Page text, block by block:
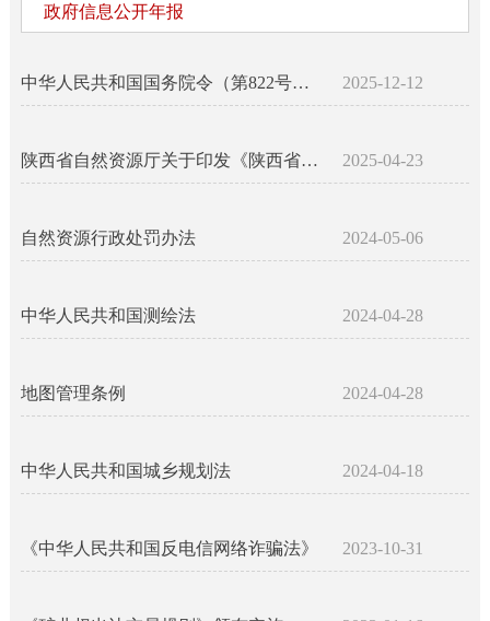
政府信息公开年报
中华人民共和国国务院令（第822号）-森林草原防灭火条例 2025-12-12
陕西省自然资源厅关于印发《陕西省自然资源行政处罚裁量权实施办法（试行）》的通知 2025-04-23
自然资源行政处罚办法 2024-05-06
中华人民共和国测绘法 2024-04-28
地图管理条例 2024-04-28
中华人民共和国城乡规划法 2024-04-18
《中华人民共和国反电信网络诈骗法》 2023-10-31